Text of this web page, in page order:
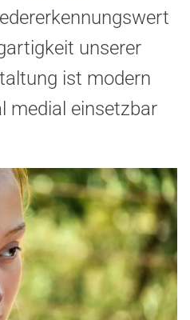
unserer
ist modern
medial einsetzbar